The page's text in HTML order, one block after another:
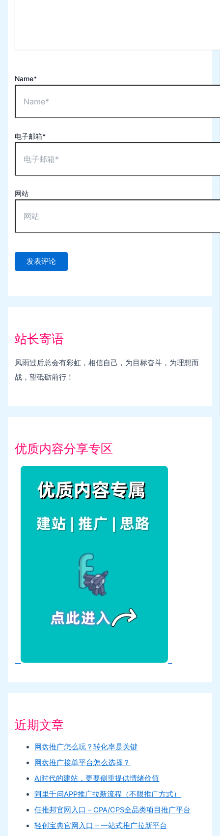
Name*
电子邮箱*
网站
站长寄语
风雨过后总会有彩虹，相信自己，为目标奋斗，为理想而
战，望砥砺前行！
优质内容分享专区
近期文章
网盘推广怎么玩？转化率是关键
网盘推广接单平台怎么选择？
AI时代的建站，更要侧重提供情绪价值
阿里千问APP推广拉新流程（不限推广方式）
任推邦官网入口 – CPA/CPS全品类项目推广平台
轻创宝典官网入口 – 一站式推广拉新平台